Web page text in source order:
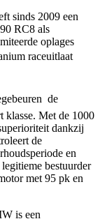
sinds 2009 een
RC8 als
oplages
raceuitlaat
 de
klasse. Met de 1000
dankzij
de
en
bestuurder
met 95 pk en
is een